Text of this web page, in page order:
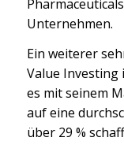
Unternehmen.
Ein weiterer
Value Investing
es mit seinem
auf eine
über 29 %